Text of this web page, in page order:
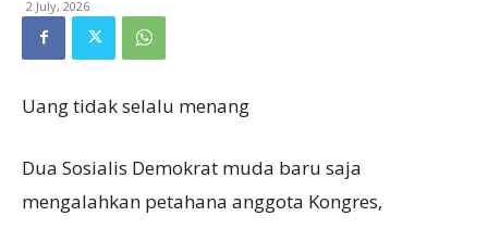
2 July, 2026
Uang tidak selalu menang
Dua Sosialis Demokrat muda baru saja
mengalahkan petahana anggota Kongres,